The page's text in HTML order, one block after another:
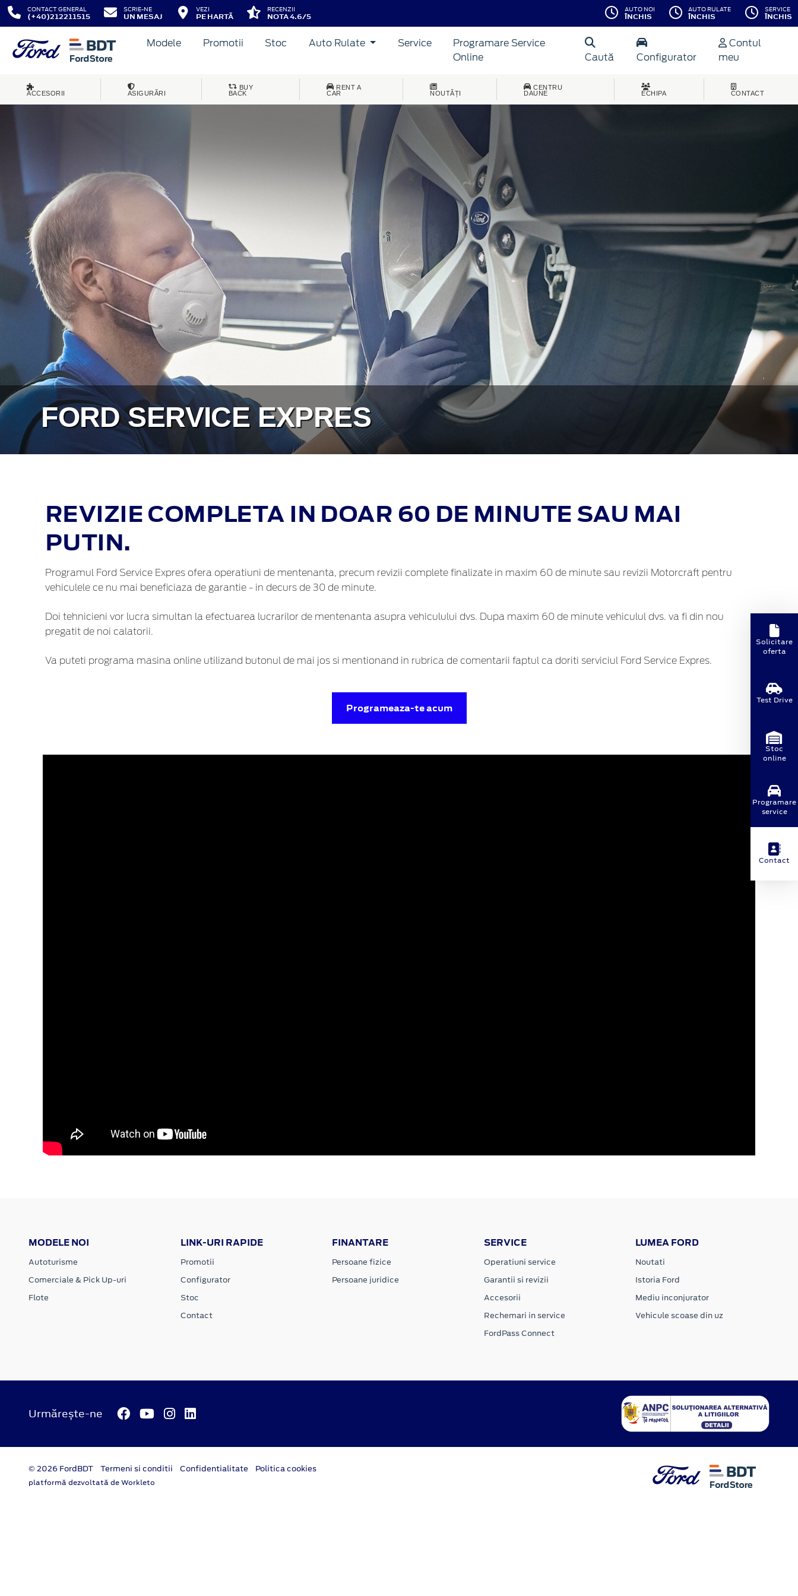
CONTACT GENERAL
(+40)212211515
SCRIE-NE
UN MESAJ
VEZI
PE HARTĂ
RECENZII
NOTA 4.6/5
AUTO NOI
ÎNCHIS
AUTO RULATE
ÎNCHIS
SERVICE
ÎNCHIS
Modele Promotii Stoc Auto Rulate Service
Programare Service
Online
Caută Configurator
Contul
meu
ACCESORII ASIGURĂRI
BUY
BACK
RENT A
CAR
NOUTĂȚI
CENTRU
DAUNE
ECHIPA CONTACT
FORD SERVICE EXPRES
REVIZIE COMPLETA IN DOAR 60 DE MINUTE SAU MAI
PUTIN.
Programul Ford Service Expres ofera operatiuni de mentenanta, precum revizii complete finalizate in maxim 60 de minute sau revizii Motorcraft pentru
vehiculele ce nu mai beneficiaza de garantie - in decurs de 30 de minute.
Doi tehnicieni vor lucra simultan la efectuarea lucrarilor de mentenanta asupra vehiculului dvs. Dupa maxim 60 de minute vehiculul dvs. va fi din nou
pregatit de noi calatorii.
Va puteti programa masina online utilizand butonul de mai jos si mentionand in rubrica de comentarii faptul ca doriti serviciul Ford Service Expres.
Programeaza-te acum
MODELE NOI
Autoturisme
Comerciale & Pick Up-uri
Flote
LINK-URI RAPIDE
Promotii
Configurator
Stoc
Contact
FINANTARE
Persoane fizice
Persoane juridice
SERVICE
Operatiuni service
Garantii si revizii
Accesorii
Rechemari in service
FordPass Connect
LUMEA FORD
Noutati
Istoria Ford
Mediu inconjurator
Vehicule scoase din uz
Urmărește-ne
© 2026 FordBDT Termeni si conditii Confidentialitate Politica cookies
platformă dezvoltată de Workleto
Solicitare
oferta
Test Drive
Stoc
online
Programare
service
Contact